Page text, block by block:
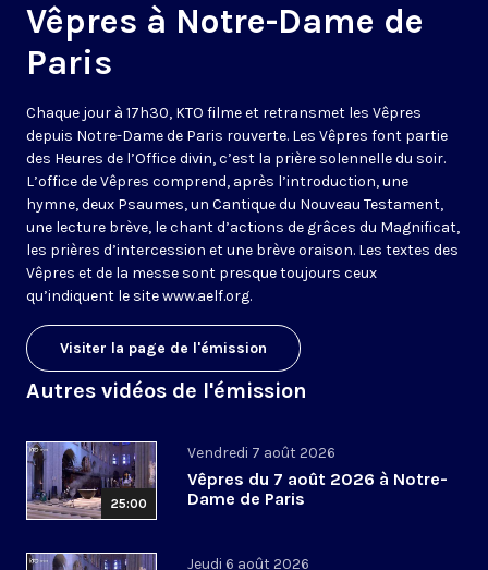
Vêpres à Notre-Dame de
Paris
Chaque jour à 17h30, KTO filme et retransmet les Vêpres
depuis Notre-Dame de Paris rouverte. Les Vêpres font partie
des Heures de l’Office divin, c’est la prière solennelle du soir.
L’office de Vêpres comprend, après l’introduction, une
hymne, deux Psaumes, un Cantique du Nouveau Testament,
une lecture brève, le chant d’actions de grâces du Magnificat,
les prières d’intercession et une brève oraison. Les textes des
Vêpres et de la messe sont presque toujours ceux
qu’indiquent le sitewww.aelf.org.
Visiter la page de l'émission
Autres vidéos de l'émission
25:00
Vendredi 7 août 2026
Vêpres du 7 août 2026 à Notre-
Dame de Paris
Jeudi 6 août 2026